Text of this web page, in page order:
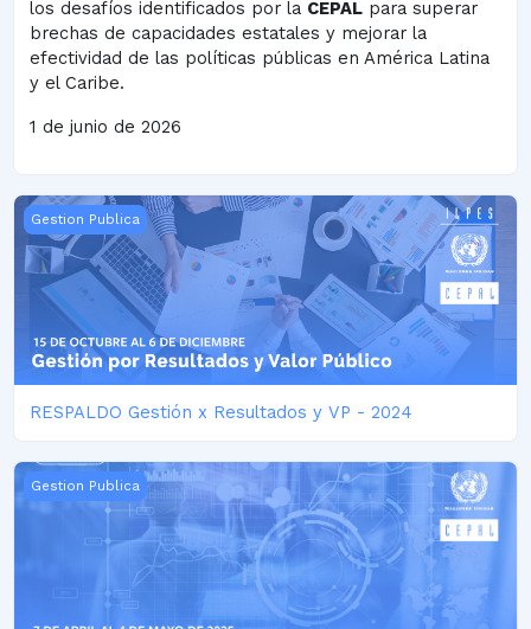
los desafíos identificados por la CEPAL para superar
brechas de capacidades estatales y mejorar la
efectividad de las políticas públicas en América Latina
y el Caribe.
1 de junio de 2026
RESPALDO Gestión x Resultados y VP - 2024
Gestion Publica
RESPALDO Gestión x Resultados y VP - 2024
Indicadores de Desempeño de la Gestión Pública -
Gestion Publica